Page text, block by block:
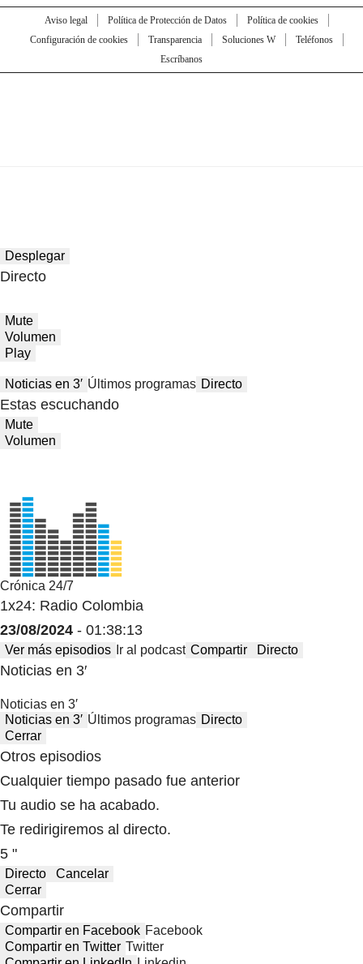
Aviso legal Política de Protección de Datos
Política de cookies
Configuración de cookies
Transparencia Soluciones W
Teléfonos
Escríbanos
Desplegar
Directo
Mute
Volumen
Play
Noticias en 3′ Últimos programas Directo
Estas escuchando
Mute
Volumen
Crónica 24/7
1x24: Radio Colombia
23/08/2024 - 01:38:13
Ver más episodios Ir al podcast Compartir Directo
Noticias en 3′
Noticias en 3′
Noticias en 3′ Últimos programas Directo
Cerrar
Otros episodios
Cualquier tiempo pasado fue anterior
Tu audio se ha acabado.
Te redirigiremos al directo.
5 "
Directo
Cancelar
Cerrar
Compartir
Compartir en Facebook Facebook
Compartir en Twitter Twitter